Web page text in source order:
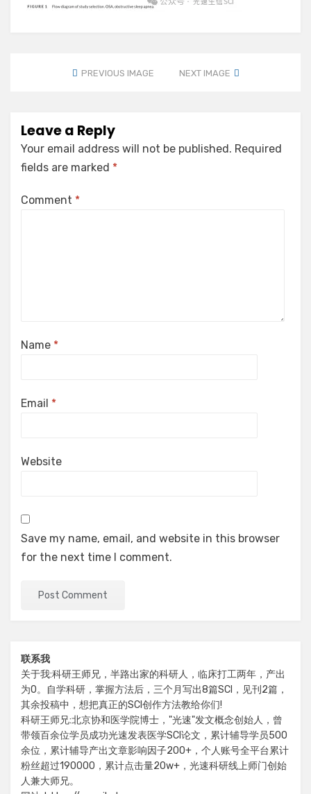
PREVIOUS IMAGE NEXT IMAGE
Leave a Reply
Your email address will not be published. Required
fields are marked *
Comment *
Name *
Email *
Website
Save my name, email, and website in this browser
for the next time I comment.
联系我
关于我:科研王师兄，半路出家的科研人，临床打工两年，产出
为0。自学科研，掌握方法后，三个月写出8篇SCI，见刊2篇，
其余投稿中，想把真正的SCI创作方法教给你们!
科研王师兄:北京协和医学院博士，"光速"发文概念创始人，曾
带领百余位学员成功光速发表医学SCI论文，累计辅导学员500
余位，累计辅导产出文章影响因子200+，个人账号全平台累计
粉丝超过190000，累计点击量20w+，光速科研线上师门创始
人兼大师兄。